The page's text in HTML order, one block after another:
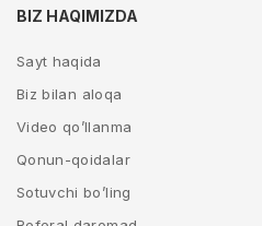
BIZ HAQIMIZDA
Sayt haqida
Biz bilan aloqa
Video qo’llanma
Qonun-qoidalar
Sotuvchi bo’ling